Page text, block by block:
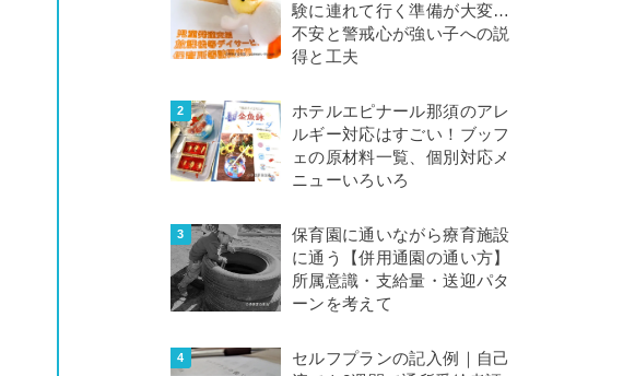
験に連れて行く準備が大変…
不安と警戒心が強い子への説
得と工夫
ホテルエピナール那須のアレ
ルギー対応はすごい！ブッフ
ェの原材料一覧、個別対応メ
ニューいろいろ
保育園に通いながら療育施設
に通う【併用通園の通い方】
所属意識・支給量・送迎パタ
ーンを考えて
セルフプランの記入例｜自己